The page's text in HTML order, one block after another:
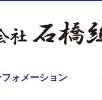
ォメーション